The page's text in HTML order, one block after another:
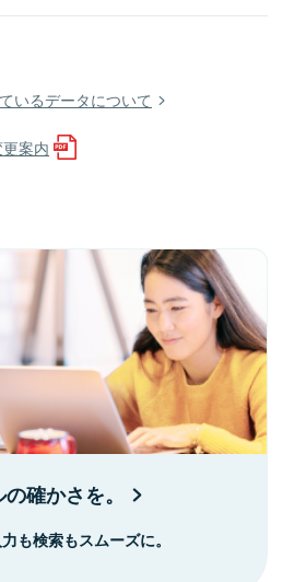
いるデータについて
案内
確かさを。
も検索もスムーズに。